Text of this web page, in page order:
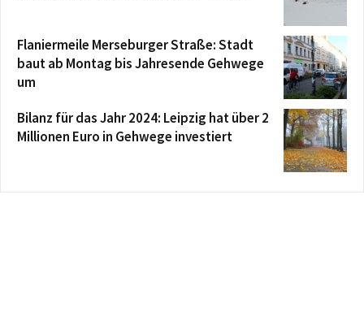
Flaniermeile Merseburger Straße: Stadt
baut ab Montag bis Jahresende Gehwege
um
Bilanz für das Jahr 2024: Leipzig hat über 2
Millionen Euro in Gehwege investiert